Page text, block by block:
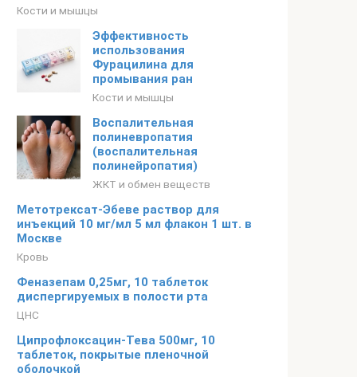
Кости и мышцы
Эффективность
использования
Фурацилина для
промывания ран
Кости и мышцы
Воспалительная
полиневропатия
(воспалительная
полинейропатия)
ЖКТ и обмен веществ
Метотрексат-Эбеве раствор для
инъекций 10 мг/мл 5 мл флакон 1 шт. в
Москве
Кровь
Феназепам 0,25мг, 10 таблеток
диспергируемых в полости рта
ЦНС
Ципрофлоксацин-Тева 500мг, 10
таблеток, покрытые пленочной
оболочкой